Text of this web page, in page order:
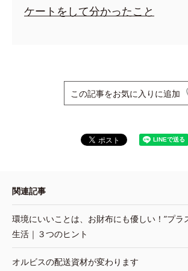
ケートをして分かったこと
この記事をお気に入りに追加
関連記事
環境にいいことは、お財布にも優しい！”プラ
生活｜３つのヒント
オルビスの配送資材が変わります